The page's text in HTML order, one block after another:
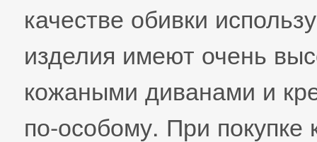
качестве обивки
изделия имеют очень
кожаными диванами и
по-особому. При